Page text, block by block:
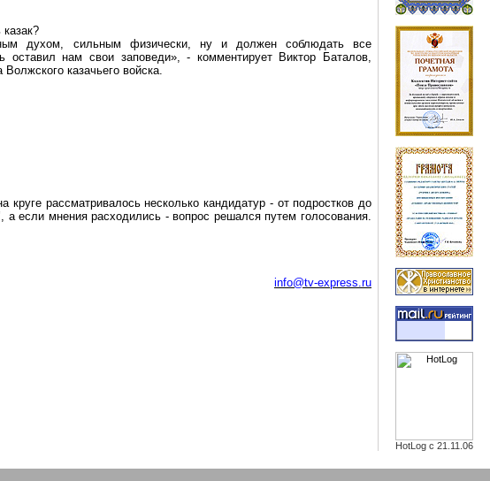
духом, сильным физически, ну и должен соблюдать все
оставил нам свои заповеди», - комментирует Виктор Баталов,
казачьего войска.
рассматривалось несколько кандидатур - от подростков до
если мнения расходились - вопрос решался путем голосования.
info@tv-express.ru
HotLog с 21.11.06